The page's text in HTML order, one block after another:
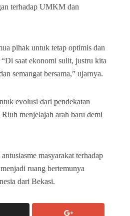
terhadap UMKM dan
pihak untuk tetap optimis dan
saat ekonomi sulit, justru kita
semangat bersama,” ujarnya.
evolusi dari pendekatan
menjelajah arah baru demi
masyarakat terhadap
ruang bertemunya
dari Bekasi.